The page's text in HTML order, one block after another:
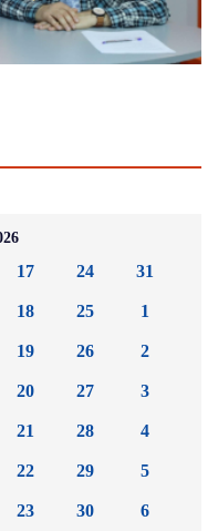
17
18
19
20
21
22
23
24
25
26
27
28
29
30
31
1
2
3
4
5
6